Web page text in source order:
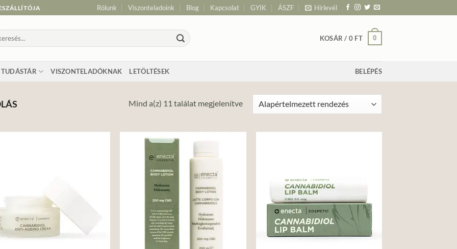
Rólunk Viszonteladoink Blog Kapcsolat GYIK ÁSZF Hírlevél
KOSÁR / 0 FT 0
TUDÁSTÁR VISZONTELADÓKNAK LETÖLTÉSEK BELÉPÉS
Mind a(z) 11 találat megjelenítve